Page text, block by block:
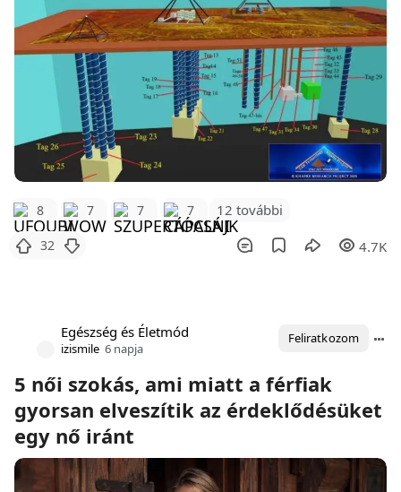
8 7 7 7 12 további
32 4.7K
Egészség és Életmód
izismile 6 napja
Feliratkozom
5 női szokás, ami miatt a férfiak
gyorsan elveszítik az érdeklődésüket
egy nő iránt